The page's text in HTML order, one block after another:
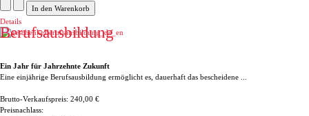
Details
Berufsausbildung
Ein Jahr für Jahrzehnte Zukunft
Eine einjährige Berufsausbildung ermöglicht es, dauerhaft das bescheidene ...
Brutto-Verkaufspreis: 240,00 €
Preisnachlass: